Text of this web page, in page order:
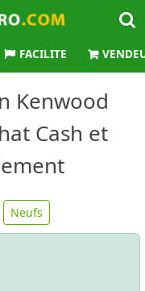
FACILITE
Kenwood
Cash et
Neufs